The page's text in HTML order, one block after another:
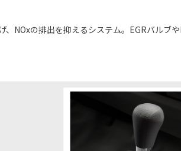
NOxの排出を抑えるシステム。EGRバルブ